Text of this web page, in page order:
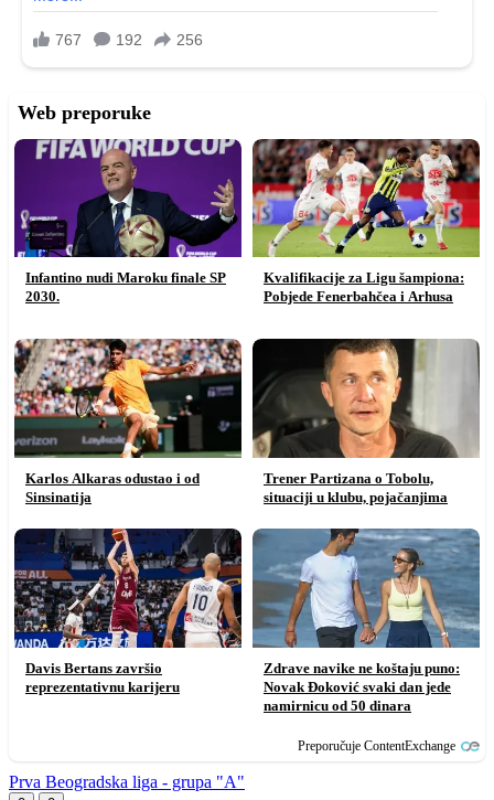
Web preporuke
Infantino nudi Maroku finale SP
2030.
Kvalifikacije za Ligu šampiona:
Pobjede Fenerbahčea i Arhusa
Karlos Alkaras odustao i od
Sinsinatija
Trener Partizana o Tobolu,
situaciji u klubu, pojačanjima
Davis Bertans završio
reprezentativnu karijeru
Zdrave navike ne koštaju puno:
Novak Đoković svaki dan jede
namirnicu od 50 dinara
Preporučuje ContentExchange
Prva Beogradska liga - grupa "A"